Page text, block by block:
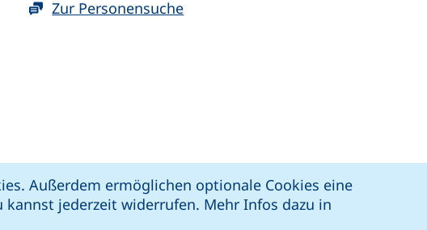
Außerdem ermöglichen optionale Cookies eine
jederzeit widerrufen. Mehr Infos dazu in
Zur Personensuche